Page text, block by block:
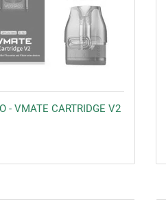
- VMATE CARTRIDGE V2